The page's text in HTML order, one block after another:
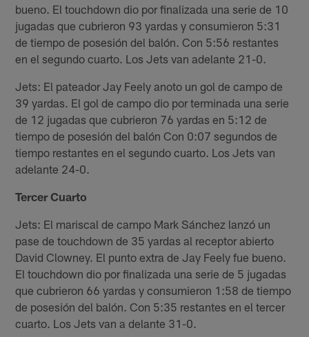
bueno. El touchdown dio por finalizada una serie de 10
jugadas que cubrieron 93 yardas y consumieron 5:31
de tiempo de posesión del balón. Con 5:56 restantes
en el segundo cuarto. Los Jets van adelante 21-0.
Jets: El pateador Jay Feely anoto un gol de campo de
39 yardas. El gol de campo dio por terminada una serie
de 12 jugadas que cubrieron 76 yardas en 5:12 de
tiempo de posesión del balón Con 0:07 segundos de
tiempo restantes en el segundo cuarto. Los Jets van
adelante 24-0.
Tercer Cuarto
Jets: El mariscal de campo Mark Sánchez lanzó un
pase de touchdown de 35 yardas al receptor abierto
David Clowney. El punto extra de Jay Feely fue bueno.
El touchdown dio por finalizada una serie de 5 jugadas
que cubrieron 66 yardas y consumieron 1:58 de tiempo
de posesión del balón. Con 5:35 restantes en el tercer
cuarto. Los Jets van a delante 31-0.